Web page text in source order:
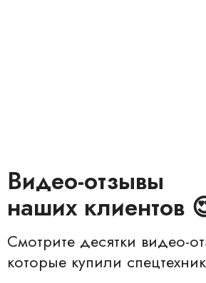
Видео-отзывы
наших клиентов
Смотрите десятки видео-
которые купили